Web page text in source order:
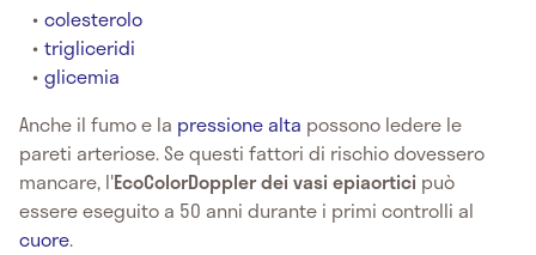
colesterolo
trigliceridi
glicemia
Anche il fumo e la pressione alta possono ledere le
pareti arteriose. Se questi fattori di rischio dovessero
mancare, l'EcoColorDoppler dei vasi epiaortici può
essere eseguito a 50 anni durante i primi controlli al
cuore.